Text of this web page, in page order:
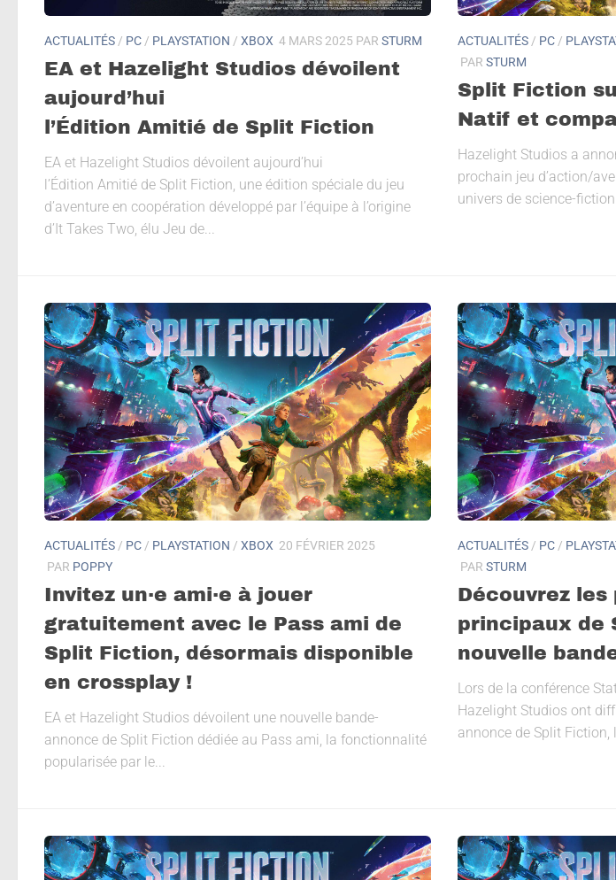
ACTUALITÉS / PC / PLAYSTATION / XBOX 4 MARS 2025 PAR STURM
EA et Hazelight Studios dévoilent
aujourd’hui
l’Édition Amitié de Split Fiction
EA et Hazelight Studios dévoilent aujourd’hui
l’Édition Amitié de Split Fiction, une édition spéciale du jeu
d’aventure en coopération développé par l’équipe à l’origine
d’It Takes Two, élu Jeu de...
ACTUALITÉS / PC /
PAR STURM
Split Fiction
Natif et
Hazelight Studios a
prochain jeu d’action/
univers de science-
ACTUALITÉS / PC / PLAYSTATION / XBOX 20 FÉVRIER 2025
PAR POPPY
Invitez un·e ami·e à jouer
gratuitement avec le Pass ami de
Split Fiction, désormais disponible
en crossplay !
EA et Hazelight Studios dévoilent une nouvelle bande-
annonce de Split Fiction dédiée au Pass ami, la fonctionnalité
popularisée par le...
ACTUALITÉS / PC /
PAR STURM
Découvrez
principaux de
nouvelle
Lors de la conférence
Hazelight Studios ont
annonce de Split Fiction,